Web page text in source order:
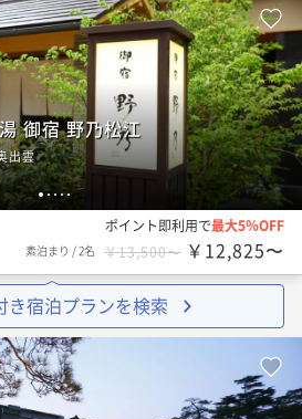
12 3 45
御宿 野乃松江
出雲
ポイント即利用で最大5％OFF
素泊まり /2名 ￥13,500〜 ￥12,825〜
き宿泊プランを検索